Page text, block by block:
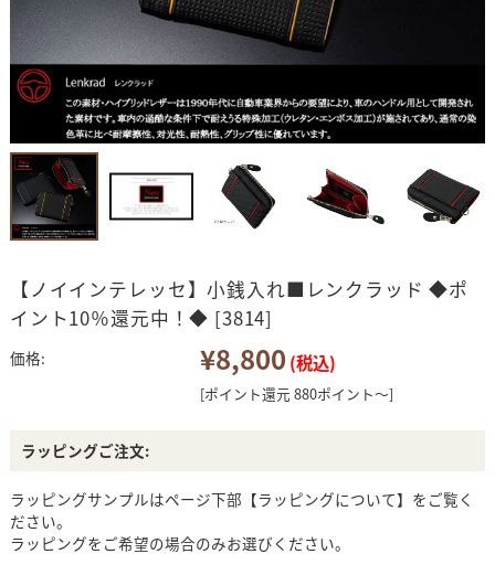
【ノイインテレッセ】小銭入れ■レンクラッド ◆ポ
イント10％還元中！◆ [3814]
価格: ¥8,800 (税込)
[ポイント還元 880ポイント～]
ラッピングご注文:
ラッピングサンプルはページ下部【ラッピングについて】をご覧く
ださい。
ラッピングをご希望の場合のみお選びください。